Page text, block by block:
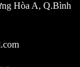
Hòa A, Q.Bình